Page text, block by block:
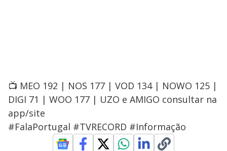
📺 MEO 192 | NOS 177 | VOD 134 | NOWO 125 |
DIGI 71 | WOO 177 | UZO e AMIGO consultar na
app/site
#FalaPortugal #TVRECORD #Informação